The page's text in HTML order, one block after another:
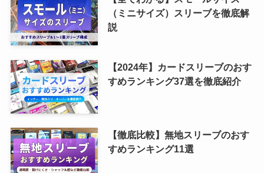
（ミニサイズ）スリーブを徹底解
説
【2024年】カードスリーブのおす
すめランキング37選を徹底紹介
【徹底比較】無地スリーブのおす
すめランキング11選